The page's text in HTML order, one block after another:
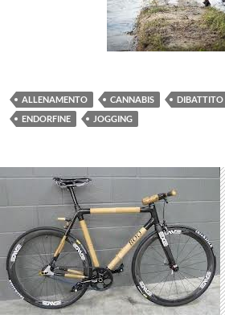
ALLENAMENTO CANNABIS DIBATTITO
ENDORFINE
JOGGING